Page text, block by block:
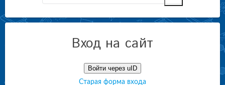
Вход на сайт
Войти через uID
Старая форма входа